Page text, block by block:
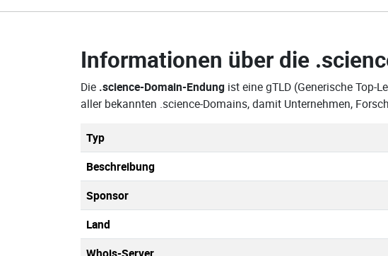
Informationen über die
Die .science-Domain-Endung ist eine gTLD (Generische Top-
aller bekannten .science-Domains, damit Unternehmen,
Typ
Beschreibung
Sponsor
Land